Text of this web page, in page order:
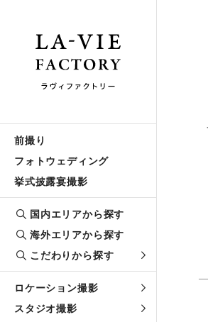
前撮り
フォトウェディング
挙式披露宴撮影
国内エリアから探す
海外エリアから探す
こだわりから探す
ロケーション撮影
スタジオ撮影